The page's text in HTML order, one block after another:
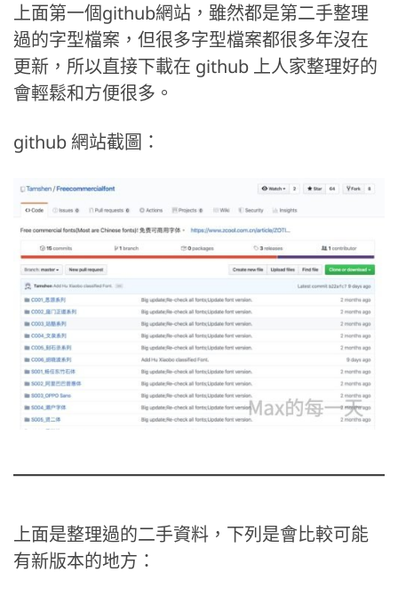
上面第一個github網站，雖然都是第二手整理
過的字型檔案，但很多字型檔案都很多年沒在
更新，所以直接下載在 github 上人家整理好的
會輕鬆和方便很多。
github 網站截圖：
上面是整理過的二手資料，下列是會比較可能
有新版本的地方：